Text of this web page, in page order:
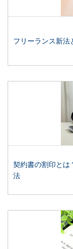
フリーランス新法
契約書の割印とは
法